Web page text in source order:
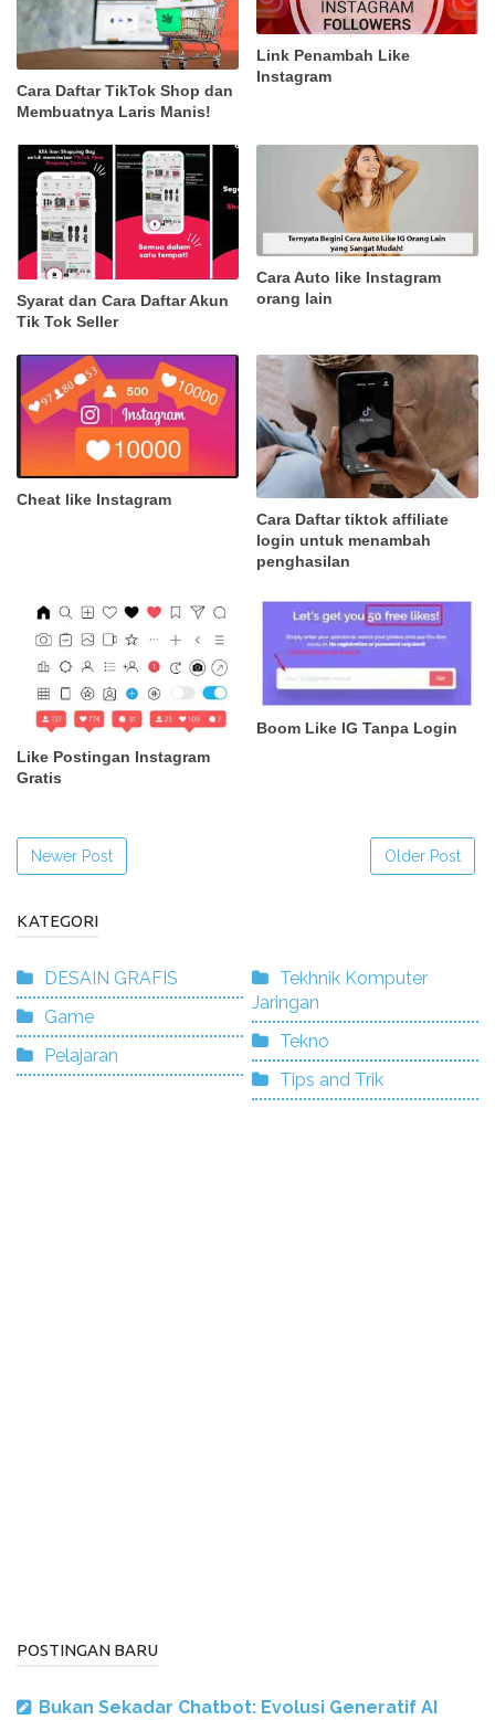
Cara Daftar TikTok Shop dan
Membuatnya Laris Manis!
Link Penambah Like
Instagram
Syarat dan Cara Daftar Akun
Tik Tok Seller
Cara Auto like Instagram
orang lain
Cheat like Instagram
Cara Daftar tiktok affiliate
login untuk menambah
penghasilan
Like Postingan Instagram
Gratis
Boom Like IG Tanpa Login
Newer Post Older Post
KATEGORI
DESAIN GRAFIS
Game
Pelajaran
Tekhnik Komputer
Jaringan
Tekno
Tips and Trik
POSTINGAN BARU
Bukan Sekadar Chatbot: Evolusi Generatif AI